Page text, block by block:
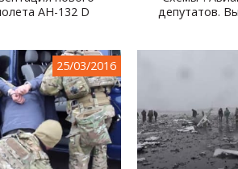
АН-132 D
депутатов.
25/03/2016